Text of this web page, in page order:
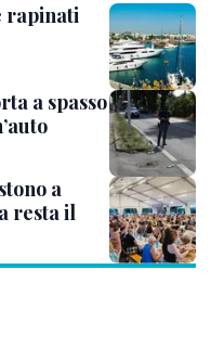
rapinati
a spasso
a
resta il